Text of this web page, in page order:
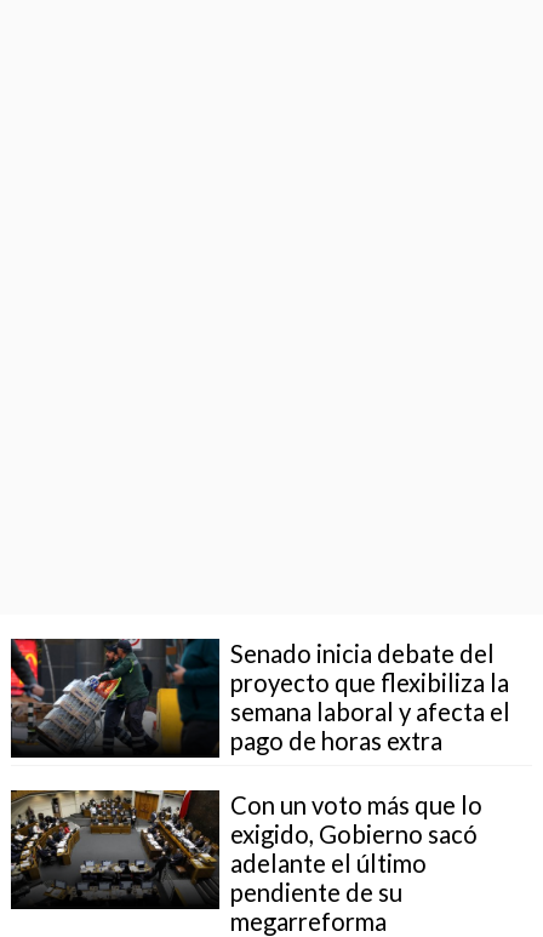
Senado inicia debate del
proyecto que flexibiliza la
semana laboral y afecta el
pago de horas extra
Con un voto más que lo
exigido, Gobierno sacó
adelante el último
pendiente de su
megarreforma